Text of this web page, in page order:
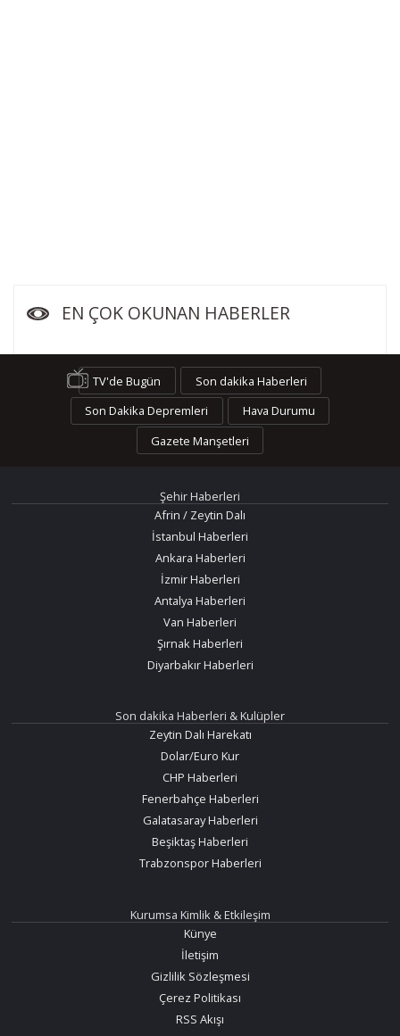
EN ÇOK OKUNAN HABERLER
TV'de Bugün
Son dakika Haberleri
Son Dakika Depremleri
Hava Durumu
Gazete Manşetleri
Şehir Haberleri
Afrin / Zeytin Dalı
İstanbul Haberleri
Ankara Haberleri
İzmir Haberleri
Antalya Haberleri
Van Haberleri
Şırnak Haberleri
Diyarbakır Haberleri
Son dakika Haberleri & Kulüpler
Zeytin Dalı Harekatı
Dolar/Euro Kur
CHP Haberleri
Fenerbahçe Haberleri
Galatasaray Haberleri
Beşiktaş Haberleri
Trabzonspor Haberleri
Kurumsa Kimlik & Etkileşim
Künye
İletişim
Gizlilik Sözleşmesi
Çerez Politikası
RSS Akışı